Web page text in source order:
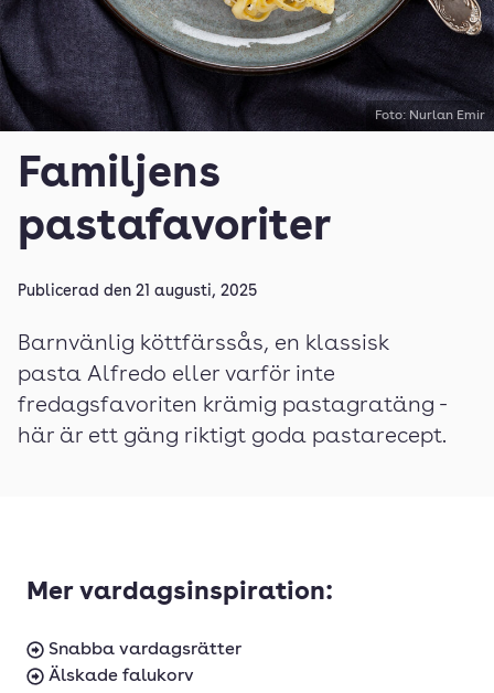
Foto: Nurlan Emir
Familjens
pastafavoriter
Publicerad den 21 augusti, 2025
Barnvänlig köttfärssås, en klassisk
pasta Alfredo eller varför inte
fredagsfavoriten krämig pastagratäng -
här är ett gäng riktigt goda pastarecept.
Mer vardagsinspiration:
Snabba vardagsrätter
Älskade falukorv